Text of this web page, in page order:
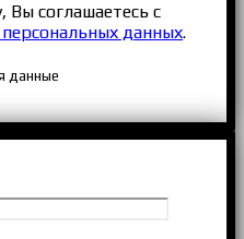
соглашаетесь с
данных.
данные